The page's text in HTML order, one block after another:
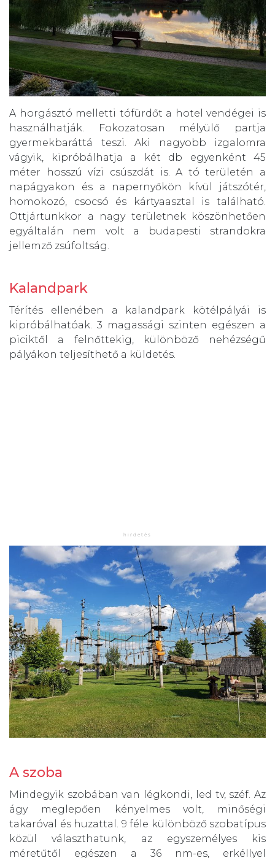
A horgásztó melletti tófürdőt a hotel vendégei is
használhatják. Fokozatosan mélyülő partja
gyermekbaráttá teszi. Aki nagyobb izgalomra
vágyik, kipróbálhatja a két db egyenként 45
méter hosszú vízi csúszdát is. A tó területén a
napágyakon és a napernyőkön kívül játszótér,
homokozó, csocsó és kártyaasztal is található.
Ottjártunkkor a nagy területnek köszönhetően
egyáltalán nem volt a budapesti strandokra
jellemző zsúfoltság.
Kalandpark
Térítés ellenében a kalandpark kötélpályái is
kipróbálhatóak. 3 magassági szinten egészen a
piciktől a felnőttekig, különböző nehézségű
pályákon teljesíthető a küldetés.
A szoba
Mindegyik szobában van légkondi, led tv, széf. Az
ágy meglepően kényelmes volt, minőségi
takaróval és huzattal. 9 féle különböző szobatípus
közül választhatunk, az egyszemélyes kis
méretűtől egészen a 36 nm-es, erkéllyel